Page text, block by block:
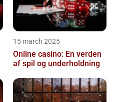
15 march 2025
Online casino: En verden
af spil og underholdning